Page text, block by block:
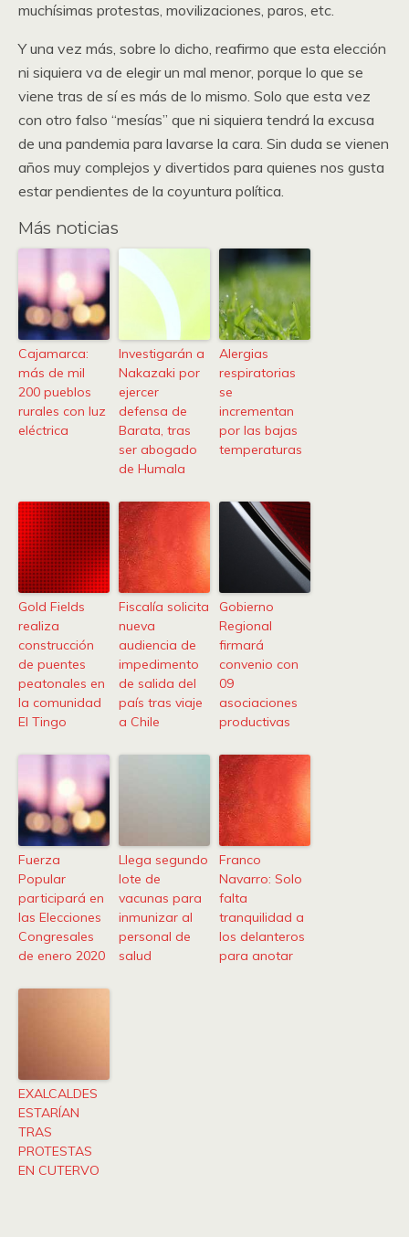
muchísimas protestas, movilizaciones, paros, etc.
Y una vez más, sobre lo dicho, reafirmo que esta elección
ni siquiera va de elegir un mal menor, porque lo que se
viene tras de sí es más de lo mismo. Solo que esta vez
con otro falso “mesías” que ni siquiera tendrá la excusa
de una pandemia para lavarse la cara. Sin duda se vienen
años muy complejos y divertidos para quienes nos gusta
estar pendientes de la coyuntura política.
Más noticias
Cajamarca:
más de mil
200 pueblos
rurales con luz
eléctrica
Investigarán a
Nakazaki por
ejercer
defensa de
Barata, tras
ser abogado
de Humala
Alergias
respiratorias
se
incrementan
por las bajas
temperaturas
Gold Fields
realiza
construcción
de puentes
peatonales en
la comunidad
El Tingo
Fiscalía solicita
nueva
audiencia de
impedimento
de salida del
país tras viaje
a Chile
Gobierno
Regional
firmará
convenio con
09
asociaciones
productivas
Fuerza
Popular
participará en
las Elecciones
Congresales
de enero 2020
Llega segundo
lote de
vacunas para
inmunizar al
personal de
salud
Franco
Navarro: Solo
falta
tranquilidad a
los delanteros
para anotar
EXALCALDES
ESTARÍAN
TRAS
PROTESTAS
EN CUTERVO